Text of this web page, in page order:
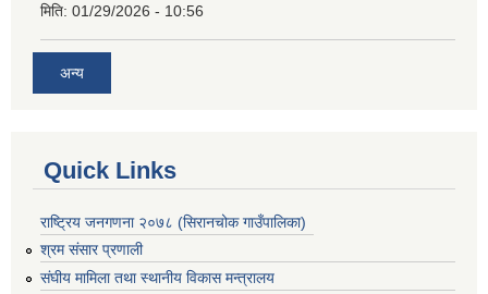
मिति: 01/29/2026 - 10:56
अन्य
Quick Links
राष्ट्रिय जनगणना २०७८ (सिरानचोक गाउँपालिका)
श्रम संसार प्रणाली
संघीय मामिला तथा स्थानीय विकास मन्त्रालय